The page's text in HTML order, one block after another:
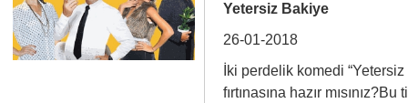
Yetersiz Bakiye
26-01-2018
İki perdelik komedi
fırtınasına hazır